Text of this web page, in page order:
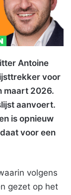
Antoine
voor
maart 2026.
aanvoert.
is opnieuw
voor een
volgens
gezet op het